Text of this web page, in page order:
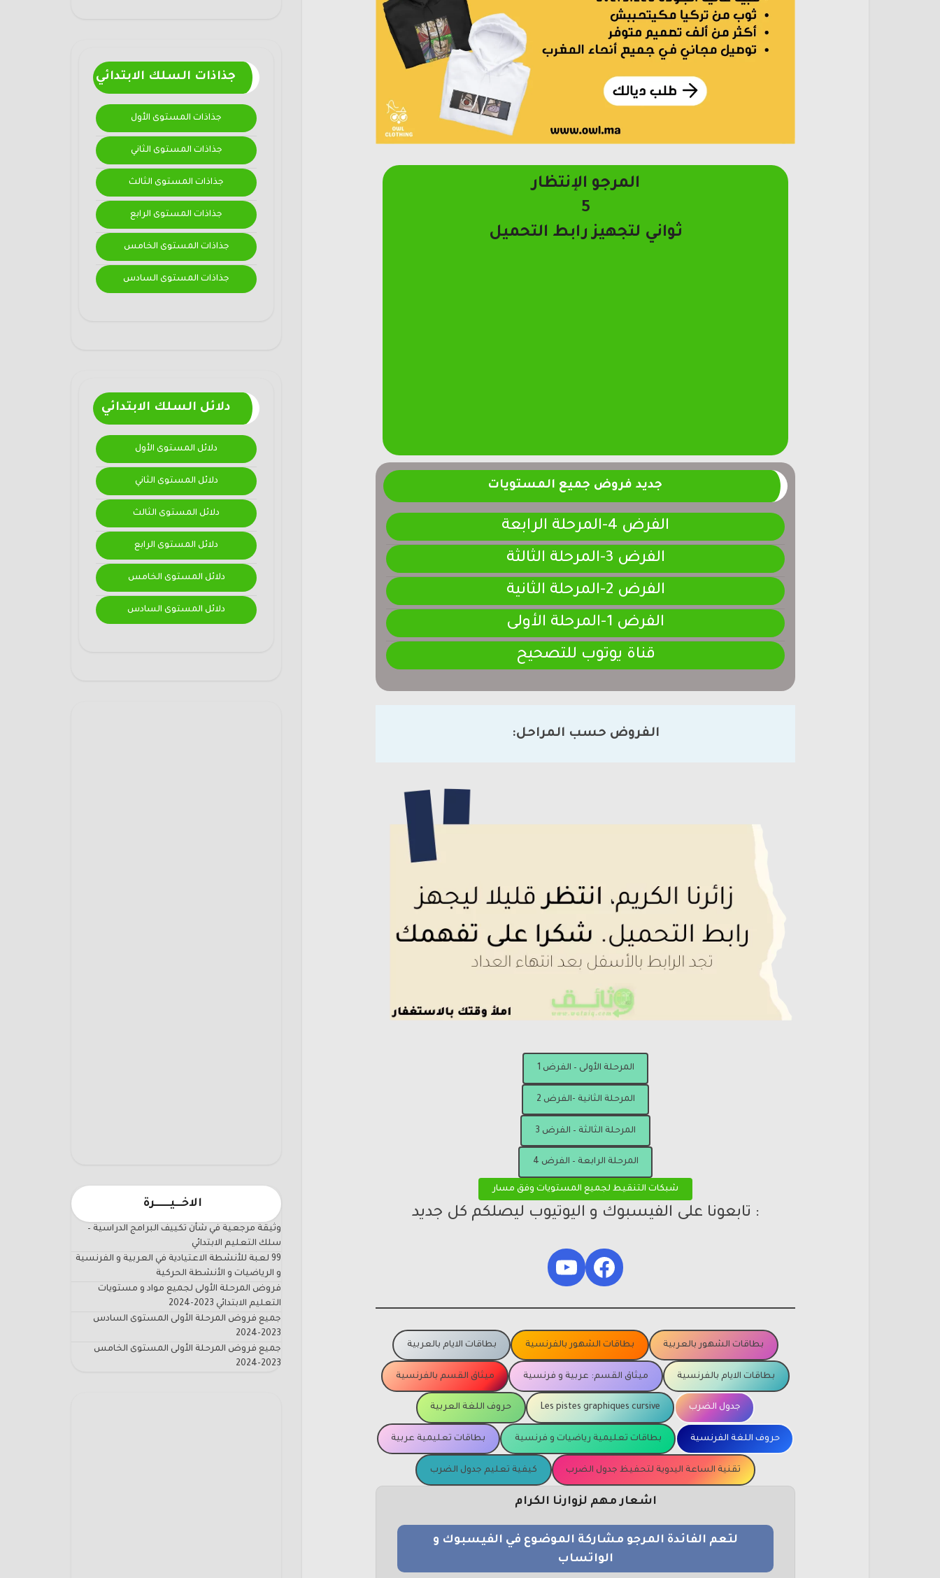
جذاذات السلك الابتدائي
جذاذات المستوى الأول
جذاذات المستوى الثاني
جذاذات المستوى الثالث
جذاذات المستوى الرابع
جذاذات المستوى الخامس
جذاذات المستوى السادس
دلائل السلك الابتدائي
دلائل المستوى الأول
دلائل المستوى الثاني
دلائل المستوى الثالث
دلائل المستوى الرابع
دلائل المستوى الخامس
دلائل المستوى السادس
الاخـــيـــــــرة
وثيقة مرجعية في شأن تكييف البرامج الدراسية –
سلك التعليم الابتدائي
99 لعبة للأنشطة الاعتيادية في العربية و الفرنسية
و الرياضيات و الأنشطة الحركية
فروض المرحلة الأولى لجميع مواد و مستويات
التعليم الابتدائي 2023-2024
جميع فروض المرحلة الأولى المستوى السادس
2023-2024
جميع فروض المرحلة الأولى المستوى الخامس
2023-2024
المرجو الإنتظار
4
ثواني لتجهيز رابط التحميل
جديد فروض جميع المستويات
الفرض 4-المرحلة الرابعة
الفرض 3-المرحلة الثالثة
الفرض 2-المرحلة الثانية
الفرض 1-المرحلة الأولى
قناة يوتوب للتصحيح
الفروض حسب المراحل:
المرحلة الأولى – الفرض 1
المرحلة الثانية -الفرض 2
المرحلة الثالثة – الفرض 3
المرحلة الرابعة – الفرض 4
شبكات التنقيط لجميع المستويات وفق مسار
: تابعونا على الفيسبوك و اليوتيوب ليصلكم كل جديد
Facebook
YouTube
بطاقات الشهور بالعربية بطاقات الشهور بالفرنسية بطاقات الايام بالعربية
بطاقات الايام بالفرنسية ميثاق القسم: عربية و فرنسية ميثاق القسم بالفرنسية
جدول الضرب Les pistes graphiques cursive حروف اللغة العربية
حروف اللغة الفرنسية بطاقات تعليمية رياضيات و فرنسية بطاقات تعليمية عربية
تقنية الساعة اليدوية لتحفيظ جدول الضرب كيفية تعليم جدول الضرب
اشعار مهم لزوارنا الكرام
لتعم الفائدة المرجو مشاركة الموضوع في الفيسبوك و
الواتساب